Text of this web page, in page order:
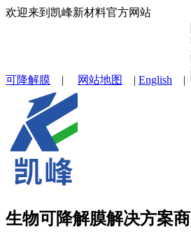
欢迎来到凯峰新材料官方网站
可降解膜 | 网站地图 | English |
生物可降解膜解决方案商